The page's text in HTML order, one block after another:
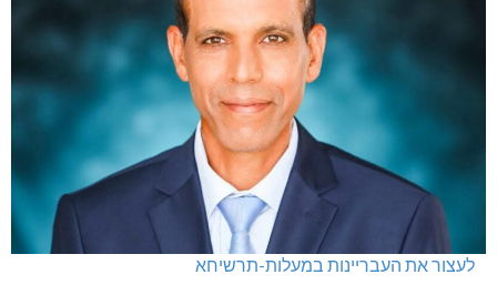
לעצור את העבריינות במעלות-תרשיחא